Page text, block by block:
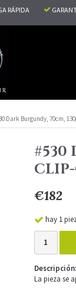
RÁPIDA
Dark Burgundy, 70cm,
#530
€182
hay 1
Descripción:
La pieza se